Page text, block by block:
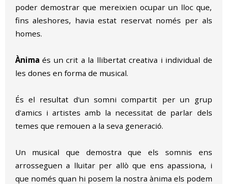
poder demostrar que mereixien ocupar un lloc que,
fins aleshores, havia estat reservat només per als
homes.
Ànimaés un crit a la llibertat creativa i individual de
les dones en forma de musical.
És el resultat d'un somni compartit per un grup
d'amics i artistes amb la necessitat de parlar dels
temes que remouen a la seva generació.
Un musical que demostra que els somnis ens
arrosseguen a lluitar per allò que ens apassiona, i
que només quan hi posem la nostra ànima els podem